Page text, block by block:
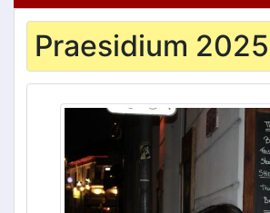
Praesidium